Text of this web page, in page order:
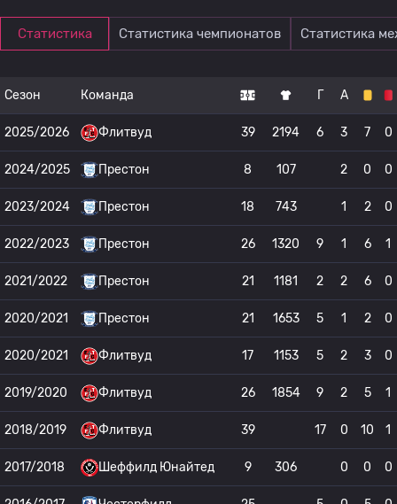
Статистика Статистика чемпионатов Статистика
Сезон Команда Г А
2025/2026 Флитвуд 39 2194 6 3 7 0
2024/2025 Престон 8 107 2 0 0
2023/2024 Престон 18 743 1 2 0
2022/2023 Престон 26 1320 9 1 6 1
2021/2022 Престон 21 1181 2 2 6 0
2020/2021 Престон 21 1653 5 1 2 0
2020/2021 Флитвуд 17 1153 5 2 3 0
2019/2020 Флитвуд 26 1854 9 2 5 1
2018/2019 Флитвуд 39 17 0 10 1
2017/2018 Шеффилд Юнайтед 9 306 0 0 0